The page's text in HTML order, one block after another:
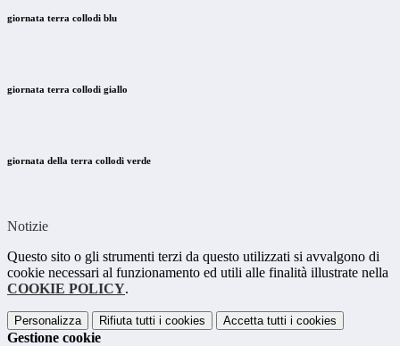
giornata terra collodi blu
giornata terra collodi giallo
giornata della terra collodi verde
Notizie
Questo sito o gli strumenti terzi da questo utilizzati si avvalgono di
cookie necessari al funzionamento ed utili alle finalità illustrate nella
COOKIE POLICY.
Personalizza Rifiuta tutti i cookies Accetta tutti i cookies
Gestione cookie